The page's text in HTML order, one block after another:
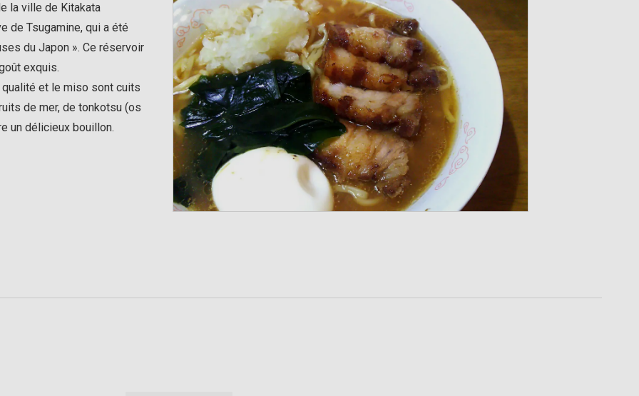
la ville de Kitakata
de Tsugamine, qui a été
du Japon ». Ce réservoir
exquis.
et le miso sont cuits
de mer, de tonkotsu (os
un délicieux bouillon.